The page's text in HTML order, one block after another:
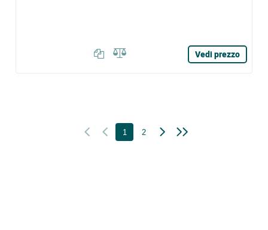
Vedi prezzo
1 2